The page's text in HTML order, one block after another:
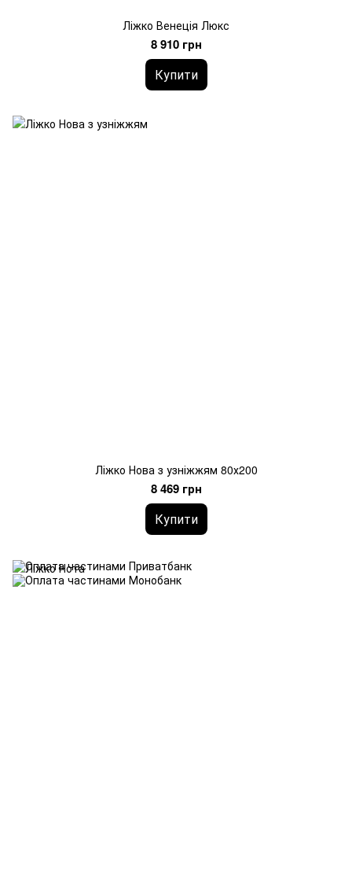
Ліжко Венеція Люкс
8 910 грн
Купити
Ліжко Нова з узніжжям 80х200
8 469 грн
Купити